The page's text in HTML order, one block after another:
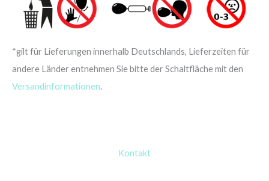
*gilt für Lieferungen innerhalb Deutschlands, Lieferzeiten für
andere Länder entnehmen Sie bitte der Schaltfläche mit den
Versandinformationen.
Kontakt